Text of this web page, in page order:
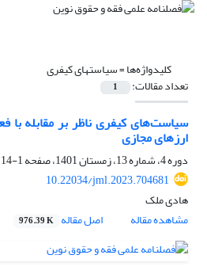
کلیدواژه‌ها =سیاست­های کیفری
تعداد مقالات: 1
سیاست‌های کیفری ناظر بر مقابله با
ارزهای مجازی
دوره 4، شماره 13، زمستان 1401، صفحه
1-14
10.22034/jml.2023.704681
هادی ملک
مشاهده مقاله
اصل مقاله 976.39 K